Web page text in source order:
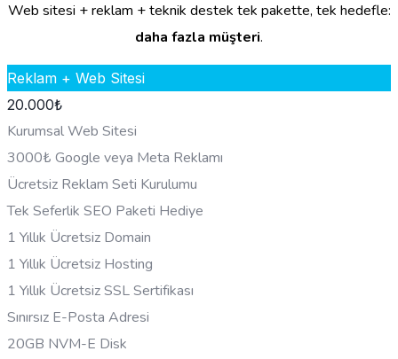
Web sitesi + reklam + teknik destek tek pakette, tek hedefle:
daha fazla müşteri.
Reklam + Web Sitesi
20.000₺
Kurumsal Web Sitesi
3000₺ Google veya Meta Reklamı
Ücretsiz Reklam Seti Kurulumu
Tek Seferlik SEO Paketi Hediye
1 Yıllık Ücretsiz Domain
1 Yıllık Ücretsiz Hosting
1 Yıllık Ücretsiz SSL Sertifikası
Sınırsız E-Posta Adresi
20GB NVM-E Disk